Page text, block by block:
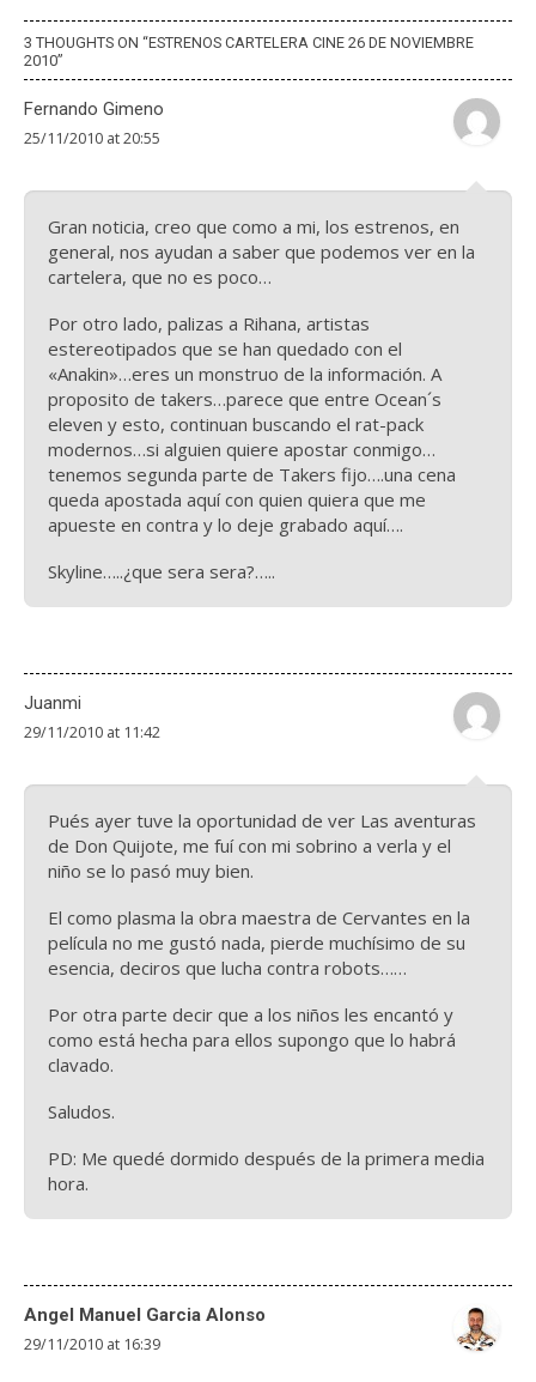
3 THOUGHTS ON “ESTRENOS CARTELERA CINE 26 DE NOVIEMBRE
2010”
Fernando Gimeno
25/11/2010 at 20:55
Gran noticia, creo que como a mi, los estrenos, en
general, nos ayudan a saber que podemos ver en la
cartelera, que no es poco…
Por otro lado, palizas a Rihana, artistas
estereotipados que se han quedado con el
«Anakin»…eres un monstruo de la información. A
proposito de takers…parece que entre Ocean´s
eleven y esto, continuan buscando el rat-pack
modernos…si alguien quiere apostar conmigo…
tenemos segunda parte de Takers fijo….una cena
queda apostada aquí con quien quiera que me
apueste en contra y lo deje grabado aquí….
Skyline…..¿que sera sera?…..
Juanmi
29/11/2010 at 11:42
Pués ayer tuve la oportunidad de ver Las aventuras
de Don Quijote, me fuí con mi sobrino a verla y el
niño se lo pasó muy bien.
El como plasma la obra maestra de Cervantes en la
película no me gustó nada, pierde muchísimo de su
esencia, deciros que lucha contra robots……
Por otra parte decir que a los niños les encantó y
como está hecha para ellos supongo que lo habrá
clavado.
Saludos.
PD: Me quedé dormido después de la primera media
hora.
Angel Manuel Garcia Alonso
29/11/2010 at 16:39